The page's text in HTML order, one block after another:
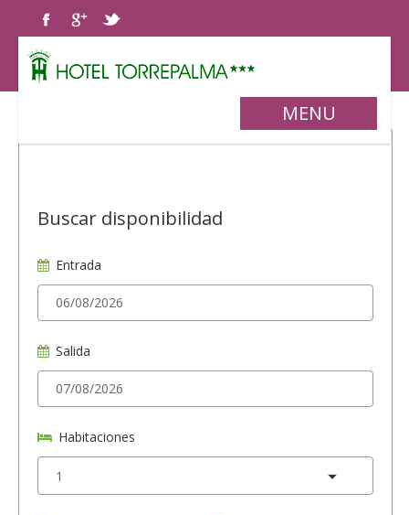
MENU
Buscar disponibilidad
Entrada
Salida
Habitaciones